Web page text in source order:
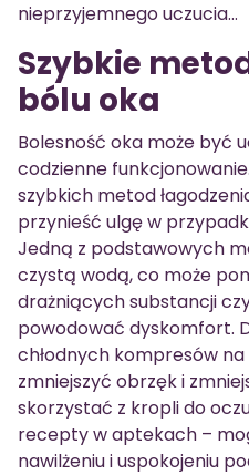
nieprzyjemnego uczucia…
Szybkie
bólu oka
Bolesność oka może być
codzienne
szybkich metod
przynieść ulgę w
Jedną z podstawowych
czystą wodą, co może
drażniących substancji
powodować dyskomfort.
chłodnych kompresów
zmniejszyć obrzęk i
skorzystać z kropli do
recepty w aptekach –
nawilżeniu i uspokojeniu